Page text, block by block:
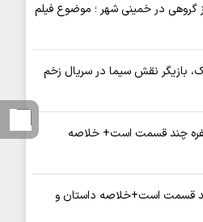
گروهی در خمینی شهر ؛ موضوع فیلم
بازیگر نقش سیما در سریال زخم
چند قسمت است+ خلاصه
قسمت است+خلاصه داستان و